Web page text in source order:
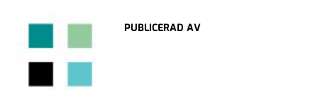
PUBLICERAD AV